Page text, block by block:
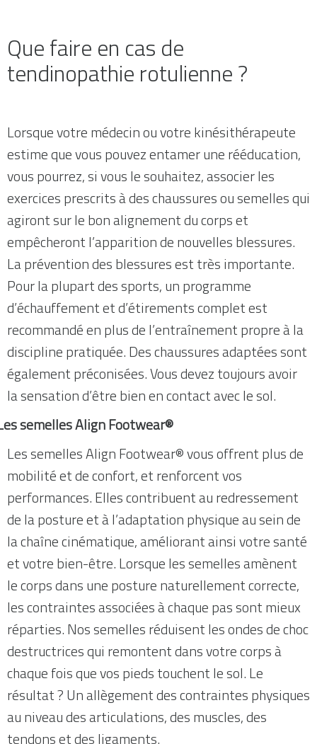
Que faire en cas de
tendinopathie rotulienne ?
Lorsque votre médecin ou votre kinésithérapeute
estime que vous pouvez entamer une rééducation,
vous pourrez, si vous le souhaitez, associer les
exercices prescrits à des chaussures ou semelles qui
agiront sur le bon alignement du corps et
empêcheront l’apparition de nouvelles blessures.
La prévention des blessures est très importante.
Pour la plupart des sports, un programme
d’échauffement et d’étirements complet est
recommandé en plus de l’entraînement propre à la
discipline pratiquée. Des chaussures adaptées sont
également préconisées. Vous devez toujours avoir
la sensation d’être bien en contact avec le sol.
semelles Align Footwear®
Les semelles Align Footwear® vous offrent plus de
mobilité et de confort, et renforcent vos
performances. Elles contribuent au redressement
de la posture et à l’adaptation physique au sein de
la chaîne cinématique, améliorant ainsi votre santé
et votre bien-être. Lorsque les semelles amènent
le corps dans une posture naturellement correcte,
les contraintes associées à chaque pas sont mieux
réparties. Nos semelles réduisent les ondes de choc
destructrices qui remontent dans votre corps à
chaque fois que vos pieds touchent le sol. Le
résultat ? Un allègement des contraintes physiques
au niveau des articulations, des muscles, des
tendons et des ligaments.